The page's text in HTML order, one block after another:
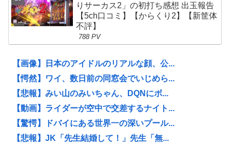
りサーカス2」の初打ち感想 出玉報告
【5ch口コミ】【からくり2】【新筐体
不評】
788 PV
【画像】日本のアイドルのリアルな顔、公...
【愕然】ワイ、数日前の同窓会でいじめら...
【悲報】みい山のみいちゃん、DQNにボ...
【動画】ライダーが空中で交差するナイト...
【驚愕】ドバイにある世界一の深いプール...
【悲報】JK「先生結婚して！」先生「無...